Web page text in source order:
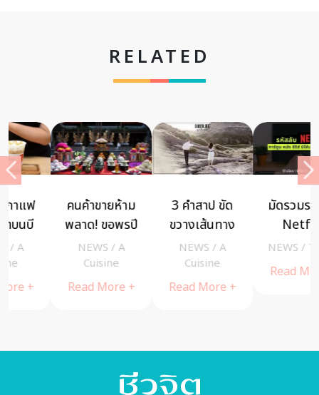
RELATED
คนค้าขายห้าม
พลาด! ขอพรปี
ใหม่ ที่ ล้ง
1919 จุดเริ่ม
ต้นแห่งความ
A
Read More +
3 คำสาป ขัด
ขวางเส้นทาง
ความรัก แก้ไข
ได้แล้วจะ ไม่
อกหักทั้งชีวิต
A
Read More +
มัดรวมรหัสลับ
การ์ตูน หนัง ซี
รีส์ มีให้เลือกดู
NEWS Tanny
Read More +